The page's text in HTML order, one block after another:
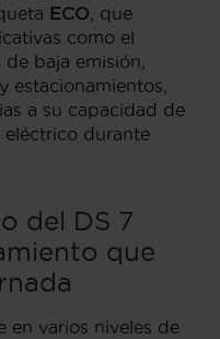
ECO , que
como el
baja emisión,
estacionamientos,
a su capacidad de
durante
del DS 7
que
en varios niveles de